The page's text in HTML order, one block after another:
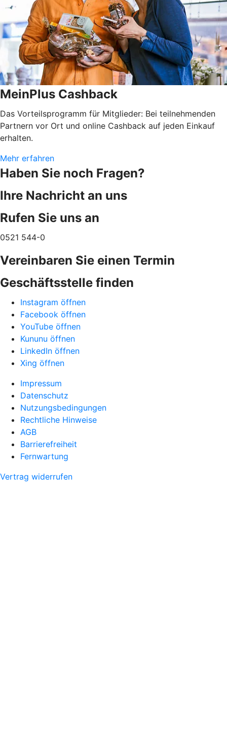
MeinPlus Cashback
Das Vorteilsprogramm für Mitglieder: Bei teilnehmenden
Partnern vor Ort und online Cashback auf jeden Einkauf
erhalten.
Mehr erfahren
Haben Sie noch Fragen?
Ihre Nachricht an uns
Rufen Sie uns an
0521 544-0
Vereinbaren Sie einen Termin
Geschäftsstelle finden
Instagram öffnen
Facebook öffnen
YouTube öffnen
Kununu öffnen
LinkedIn öffnen
Xing öffnen
Impressum
Datenschutz
Nutzungsbedingungen
Rechtliche Hinweise
AGB
Barrierefreiheit
Fernwartung
Vertrag widerrufen